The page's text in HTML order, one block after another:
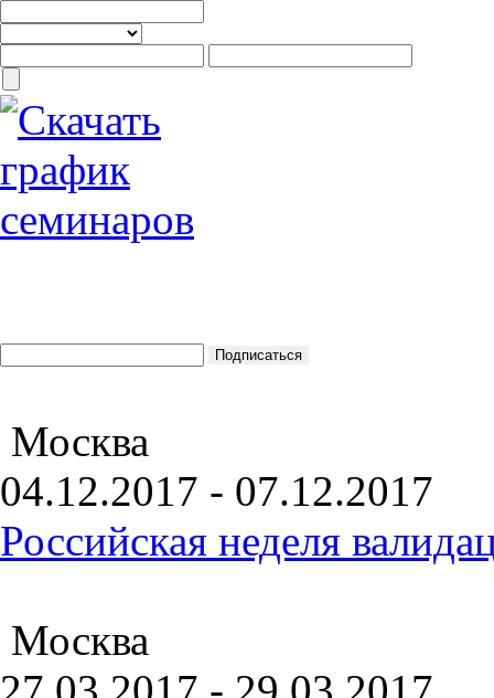
Москва
04.12.2017 - 07.12.2017
Российская неделя
Москва